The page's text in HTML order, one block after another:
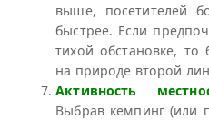
выше, посетителей
быстрее. Если
тихой обстановке,
на природе второй
Активность
Выбрав кемпинг (или